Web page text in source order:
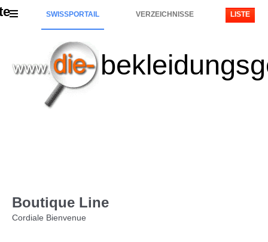
SWISSPORTAIL VERZEICHNISSE LISTE
Boutique Line
Cordiale Bienvenue